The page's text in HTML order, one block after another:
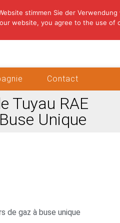
Contact
Tuyau RAE
Unique
de gaz à buse unique
stimmen Sie der
website, you agree to the use of